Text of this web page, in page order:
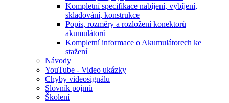
Kompletní specifikace nabíjení, vybíjení,
skladování, konstrukce
Popis, rozměry a rozložení konektorů
akumulátorů
Kompletní informace o Akumulátorech ke
stažení
Návody
YouTube - Video ukázky
Chyby videosignálu
Slovník pojmů
Školení